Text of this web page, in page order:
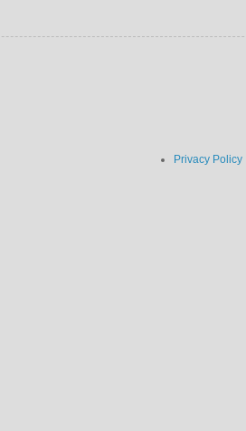
Privacy Policy